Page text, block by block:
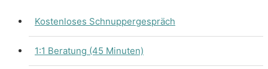
Kostenloses Schnuppergespräch
1:1 Beratung (45 Minuten)